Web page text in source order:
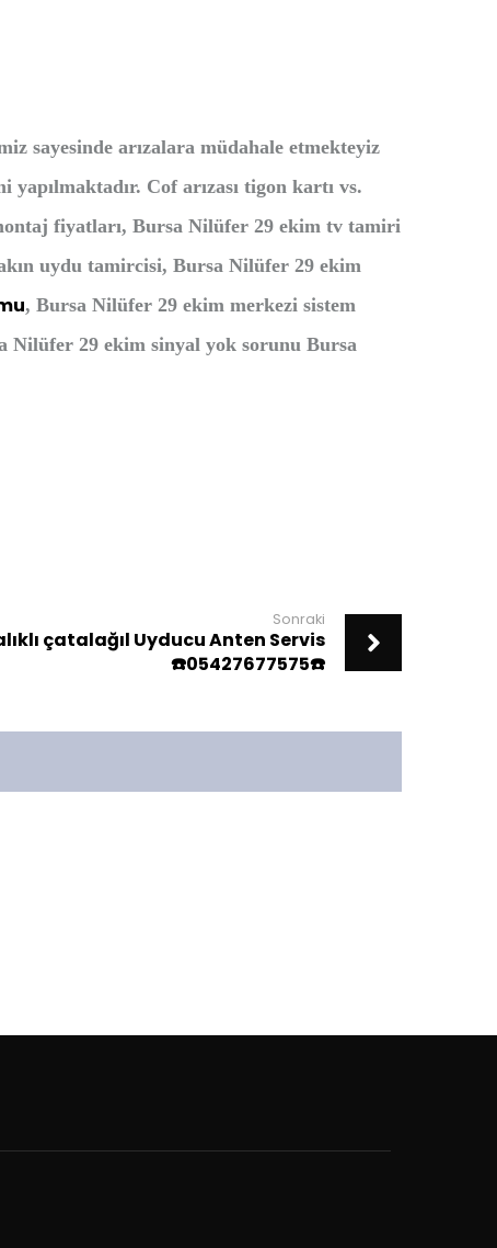
sayesinde arızalara müdahale etmekteyiz
Cof arızası tigon kartı vs.
fiyatları, Bursa Nilüfer 29 ekim tv tamiri
uydu tamircisi, Bursa Nilüfer 29 ekim
, Bursa Nilüfer 29 ekim merkezi sistem
Nilüfer 29 ekim sinyal yok sorunu Bursa
Sonraki
çatalağıl Uyducu Anten Servis
☎️05427677575☎️